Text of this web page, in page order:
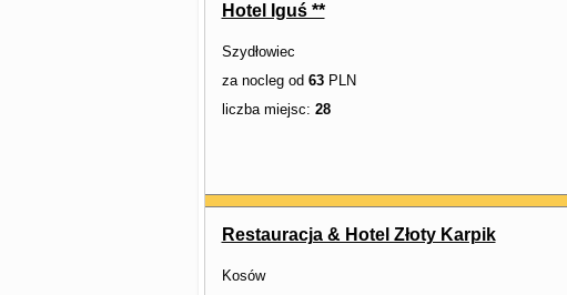
Hotel Iguś **
Szydłowiec
za nocleg od 63PLN
liczba miejsc: 28
Restauracja & Hotel Złoty Karpik
Kosów